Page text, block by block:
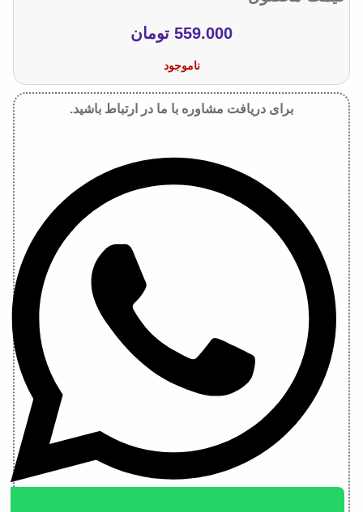
559.000 تومان
ناموجود
برای دریافت مشاوره با ما در ارتباط باشید.